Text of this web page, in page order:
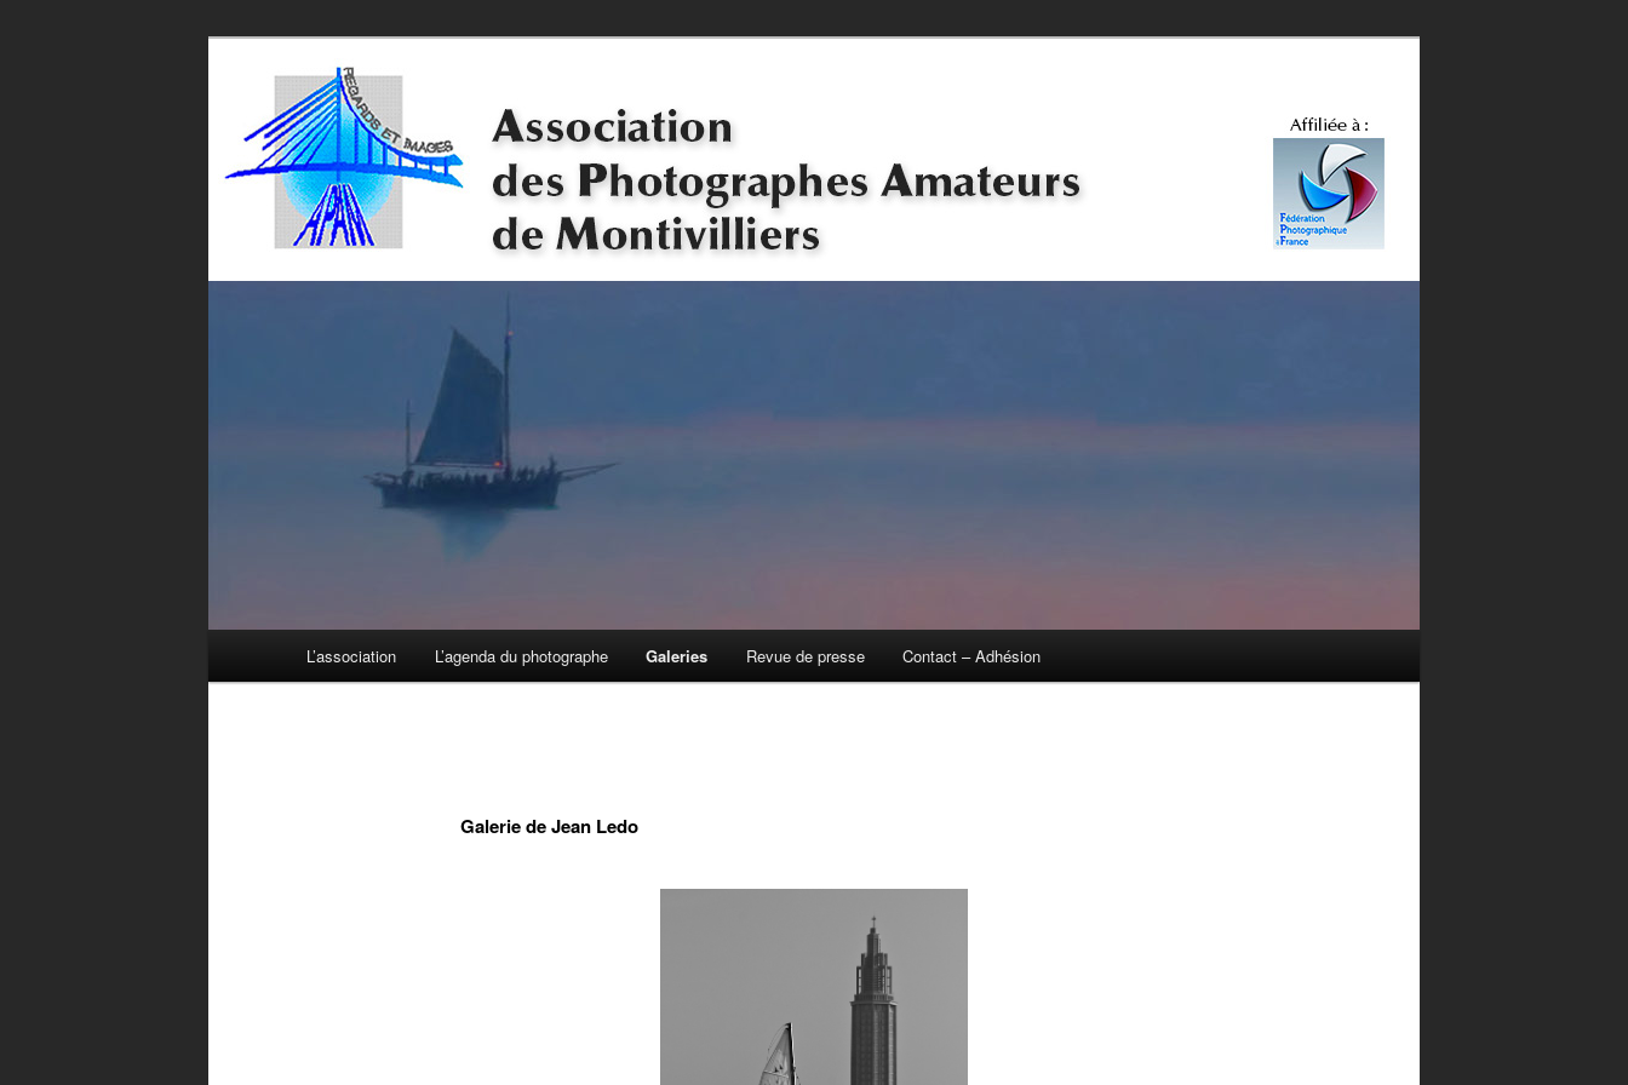
Aller au contenu principal
Aller au contenu secondaire
L’association L’agenda du photographe Galeries Revue de presse Contact – Adhésion
Galerie de Jean Ledo